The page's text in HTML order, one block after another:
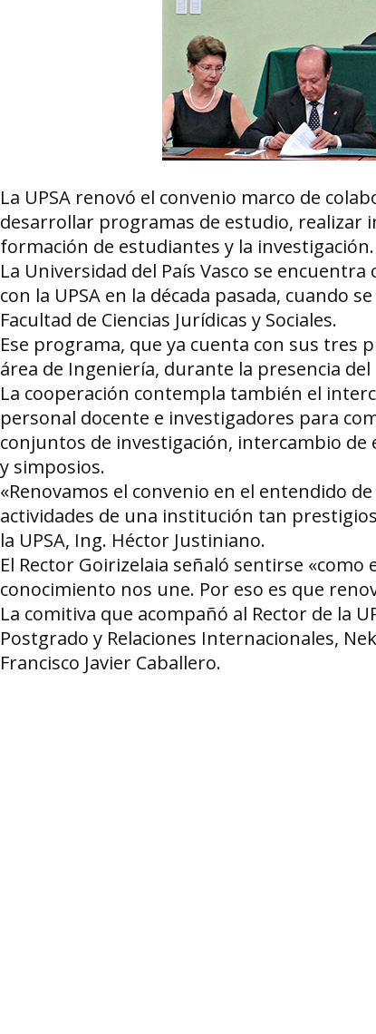
La UPSA renovó el convenio marco de
desarrollar programas de estudio, realizar
formación de estudiantes y la investigación.
La Universidad del País Vasco se
con la UPSA en la década pasada, cuando
Facultad de Ciencias Jurídicas y Sociales.
Ese programa, que ya cuenta con sus tres
área de Ingeniería, durante la presencia del
La cooperación contempla también el
personal docente e investigadores para
conjuntos de investigación, intercambio
y simposios.
«Renovamos el convenio en el entendido
actividades de una institución tan
la UPSA, Ing. Héctor Justiniano.
El Rector Goirizelaia señaló sentirse
conocimiento nos une. Por eso es que
La comitiva que acompañó al Rector de la
Postgrado y Relaciones Internacionales,
Francisco Javier Caballero.